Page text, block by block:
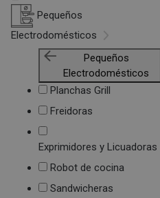
Pequeños
Electrodomésticos
Pequeños
Electrodomésticos
Planchas Grill
Freidoras
Exprimidores y Licuadoras
Robot de cocina
Sandwicheras